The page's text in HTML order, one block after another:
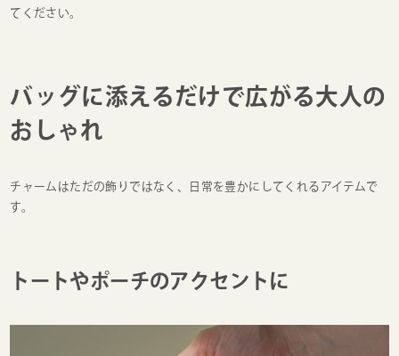
てください。
バッグに添えるだけで広がる大人の
おしゃれ
チャームはただの飾りではなく、日常を豊かにしてくれるアイテムで
す。
トートやポーチのアクセントに